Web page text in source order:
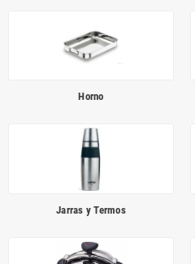
Horno
Jarras y Termos